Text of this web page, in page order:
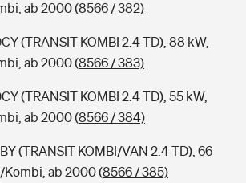
ab 2000(8566 / 382)
(TRANSIT KOMBI 2.4 TD), 88 kW,
ab 2000(8566 / 383)
(TRANSIT KOMBI 2.4 TD), 55 kW,
ab 2000(8566 / 384)
(TRANSIT KOMBI/VAN 2.4 TD), 66
Kombi, ab 2000(8566 / 385)